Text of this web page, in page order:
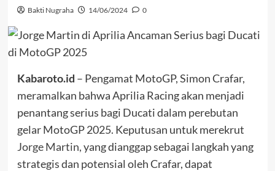
Bakti Nugraha 14/06/2024 0
Kabaroto.id – Pengamat MotoGP, Simon Crafar,
meramalkan bahwa Aprilia Racing akan menjadi
penantang serius bagi Ducati dalam perebutan
gelar MotoGP 2025. Keputusan untuk merekrut
Jorge Martin,yang dianggap sebagai langkah yang
strategis dan potensial oleh Crafar, dapat